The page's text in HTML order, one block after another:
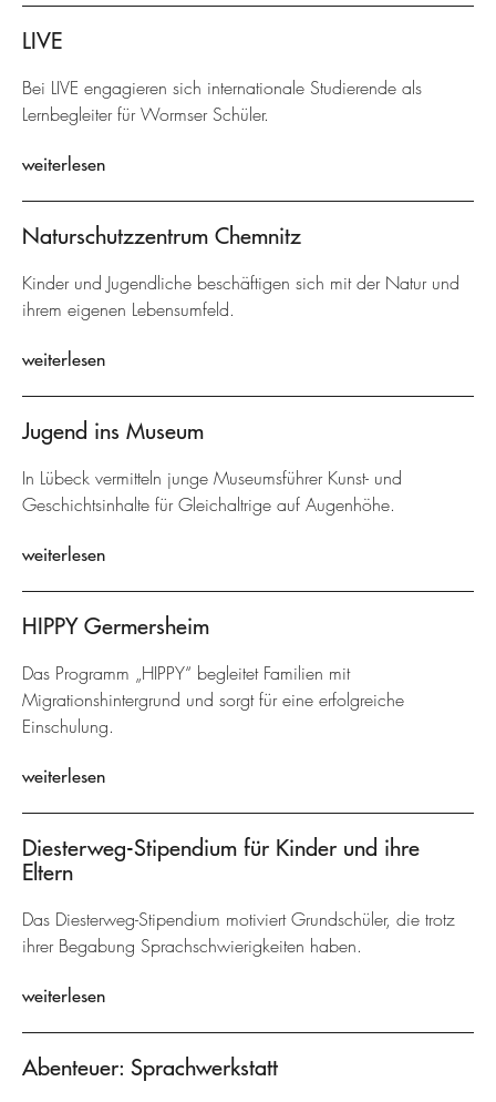
LIVE
Bei LIVE engagieren sich internationale Studierende als
Lernbegleiter für Wormser Schüler.
weiterlesen
Naturschutzzentrum Chemnitz
Kinder und Jugendliche beschäftigen sich mit der Natur und
ihrem eigenen Lebensumfeld.
weiterlesen
Jugend ins Museum
In Lübeck vermitteln junge Museumsführer Kunst- und
Geschichtsinhalte für Gleichaltrige auf Augenhöhe.
weiterlesen
HIPPY Germersheim
Das Programm „HIPPY“ begleitet Familien mit
Migrationshintergrund und sorgt für eine erfolgreiche
Einschulung.
weiterlesen
Diesterweg-Stipendium für Kinder und ihre
Eltern
Das Diesterweg-Stipendium motiviert Grundschüler, die trotz
ihrer Begabung Sprachschwierigkeiten haben.
weiterlesen
Abenteuer: Sprachwerkstatt